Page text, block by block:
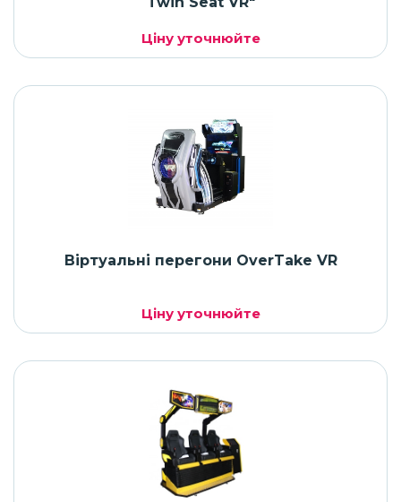
Ціну уточнюйте
Віртуальні перегони OverTake VR
Ціну уточнюйте